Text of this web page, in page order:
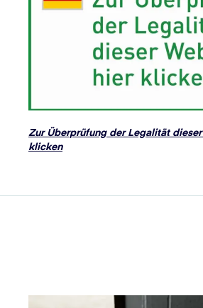
Zur Überprüfung der Legalität
klicken